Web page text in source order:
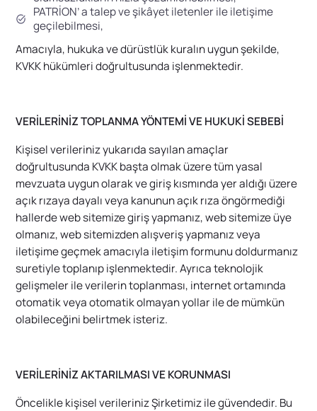
PATRİON’ a talep ve şikâyet iletenler ile iletişime
geçilebilmesi,
Amacıyla, hukuka ve dürüstlük kuralın uygun şekilde,
KVKK hükümleri doğrultusunda işlenmektedir.
VERİLERİNİZ TOPLANMA YÖNTEMİ VE HUKUKİ SEBEBİ
Kişisel verileriniz yukarıda sayılan amaçlar
doğrultusunda KVKK başta olmak üzere tüm yasal
mevzuata uygun olarak ve giriş kısmında yer aldığı üzere
açık rızaya dayalı veya kanunun açık rıza öngörmediği
hallerde web sitemize giriş yapmanız, web sitemize üye
olmanız, web sitemizden alışveriş yapmanız veya
iletişime geçmek amacıyla iletişim formunu doldurmanız
suretiyle toplanıp işlenmektedir. Ayrıca teknolojik
gelişmeler ile verilerin toplanması, internet ortamında
otomatik veya otomatik olmayan yollar ile de mümkün
olabileceğini belirtmek isteriz.
VERİLERİNİZ AKTARILMASI VE KORUNMASI
Öncelikle kişisel verileriniz Şirketimiz ile güvendedir. Bu